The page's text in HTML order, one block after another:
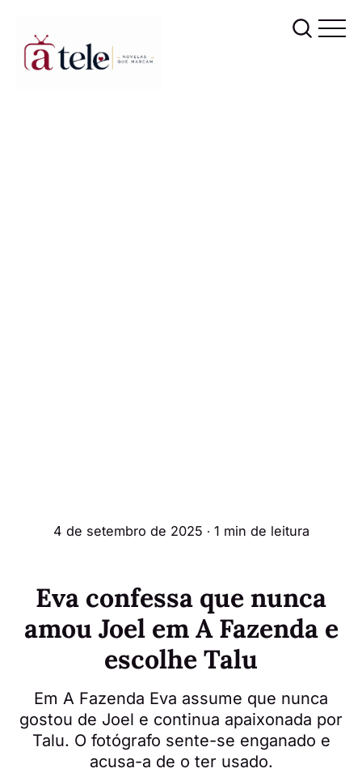
4 de setembro de 2025 ∙ 1 min de leitura
Eva confessa que nunca
amou Joel em A Fazenda e
escolhe Talu
Em A Fazenda Eva assume que nunca
gostou de Joel e continua apaixonada por
Talu. O fotógrafo sente-se enganado e
acusa-a de o ter usado.